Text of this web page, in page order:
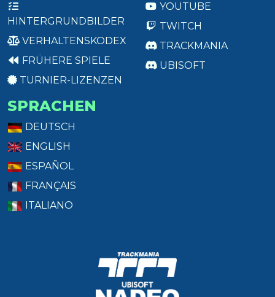
HINTERGRUNDBILDER
VERHALTENSKODEX
FRÜHERE SPIELE
TURNIER-LIZENZEN
YOUTUBE
TWITCH
TRACKMANIA
UBISOFT
SPRACHEN
DEUTSCH
ENGLISH
ESPAÑOL
FRANÇAIS
ITALIANO